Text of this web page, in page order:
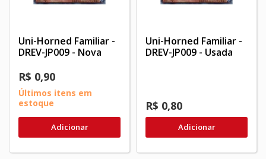
Uni-Horned Familiar -
DREV-JP009 - Nova
R$ 0,90
Últimos itens em
estoque
Adicionar
Uni-Horned Familiar -
DREV-JP009 - Usada
R$ 0,80
Adicionar